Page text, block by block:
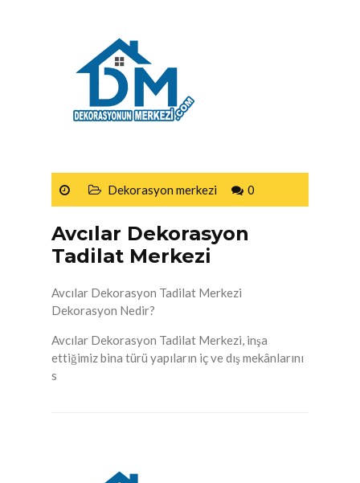
Dekorasyon merkezi 0
Avcılar Dekorasyon
Tadilat Merkezi
Avcılar Dekorasyon Tadilat Merkezi
Dekorasyon Nedir?
Avcılar Dekorasyon Tadilat Merkezi, inşa
ettiğimiz bina türü yapıların iç ve dış mekânlarını
s